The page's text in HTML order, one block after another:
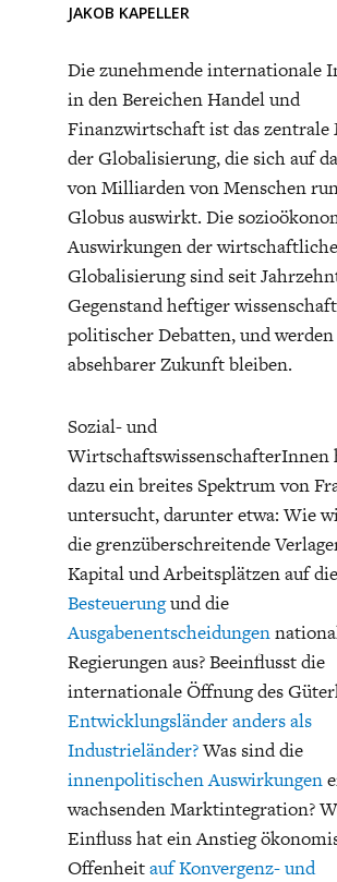
ECONOMISTS FOR
CIRCULAR
DEUTSCHLAND
ENERGIE &
JAKOB KAPELLER
Die zunehmende internationale
in den Bereichen Handel und
Finanzwirtschaft ist das zentrale
der Globalisierung, die sich auf
von Milliarden von Menschen
Globus auswirkt. Die
Auswirkungen der
Globalisierung sind seit
Gegenstand heftiger
politischer Debatten, und werden
absehbarer Zukunft bleiben.
Sozial- und
WirtschaftswissenschafterInnen
dazu ein breites Spektrum von
untersucht, darunter etwa: Wie
die grenzüberschreitende
Kapital und Arbeitsplätzen auf die
Besteuerungund die
Ausgabenentscheidungen
Regierungen aus? Beeinflusst die
internationale Öffnung des
Entwicklungsländer anders als
Industrieländer?Was sind die
innenpolitischen Auswirkungen
wachsenden Marktintegration?
Einfluss hat ein Anstieg
Offenheitauf Konvergenz- und